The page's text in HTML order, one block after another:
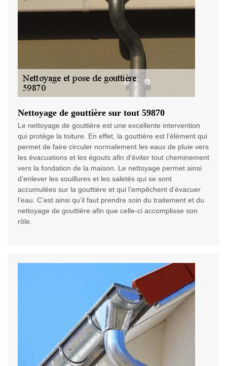
Nettoyage de gouttière sur tout 59870
Le nettoyage de gouttière est une excellente intervention
qui protège la toiture. En effet, la gouttière est l’élément qui
permet de faire circuler normalement les eaux de pluie vers
les évacuations et les égouts afin d’éviter tout cheminement
vers la fondation de la maison. Le nettoyage permet ainsi
d’enlever les souillures et les saletés qui se sont
accumulées sur la gouttière et qui l’empêchent d’évacuer
l’eau. C’est ainsi qu’il faut prendre soin du traitement et du
nettoyage de gouttière afin que celle-ci accomplisse son
rôle.